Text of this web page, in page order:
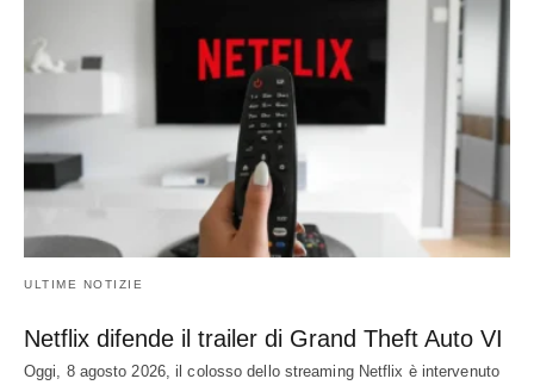
ULTIME NOTIZIE
Netflix difende il trailer di Grand Theft Auto VI
Oggi, 8 agosto 2026, il colosso dello streaming Netflix è intervenuto